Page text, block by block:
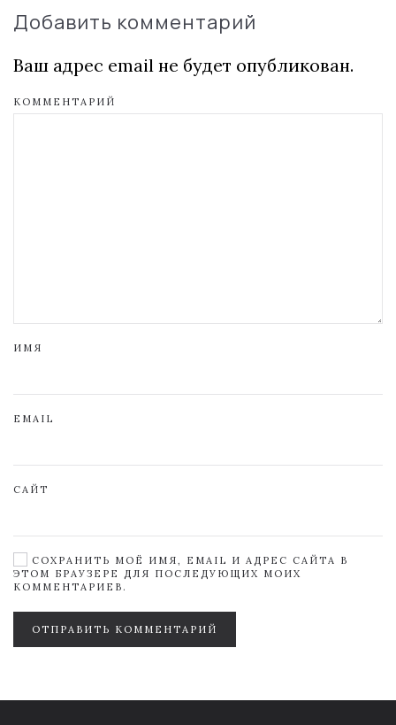
Добавить комментарий
Ваш адрес email не будет опубликован.
КОММЕНТАРИЙ
ИМЯ
EMAIL
САЙТ
СОХРАНИТЬ МОЁ ИМЯ, EMAIL И АДРЕС САЙТА В
ЭТОМ БРАУЗЕРЕ ДЛЯ ПОСЛЕДУЮЩИХ МОИХ
КОММЕНТАРИЕВ.
ОТПРАВИТЬ КОММЕНТАРИЙ